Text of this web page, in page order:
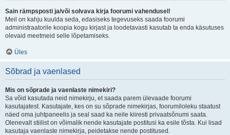
Sain rämpsposti ja/või solvava kirja foorumi vahendusel!
Meil on kahju kuulda seda, edasiseks tegevuseks saada foorumi
administraatorile koopia kogu kirjast ja loodetavasti kasutab ta enda käsutuses
olevaid meetmeid selle lõpetamiseks.
Üles
Sõbrad ja vaenlased
Mis on sõprade ja vaenlaste nimekiri?
Sa võid kasutada neid nimekirju, et saada parem ülevaade foorumi
kasutajatest. Kasutajate, kes on su sõprade nimekirjas, foorumiloleku staatust
näed oma juhtpaneelis ja seal saad ka neile kiiresti privaatsõnumi saata.
Olenevalt stiilist on võimalik nende kasutajate postitusi ka esile tõsta. Kui lisad
kasutaja vaenlaste nimekirja, peidetakse nende postitused.